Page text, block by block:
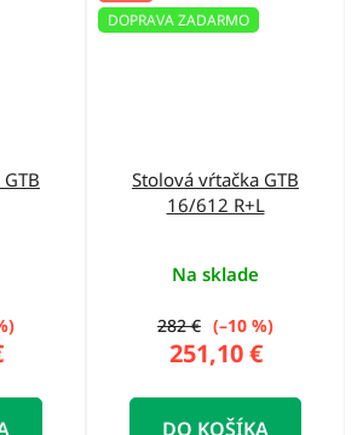
DOPRAVA ZADARMO
Stolová vŕtačka GTB
16/612 R+L
Na sklade
251,10 €
282 € (–10 %)
DO KOŠÍKA